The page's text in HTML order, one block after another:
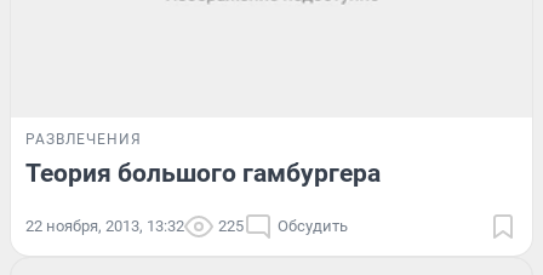
РАЗВЛЕЧЕНИЯ
Теория большого гамбургера
22 ноября, 2013, 13:32 225 Обсудить